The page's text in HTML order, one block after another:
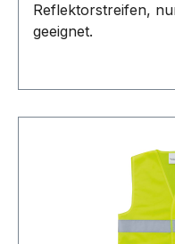
Reflektorstreifen,
geeignet.